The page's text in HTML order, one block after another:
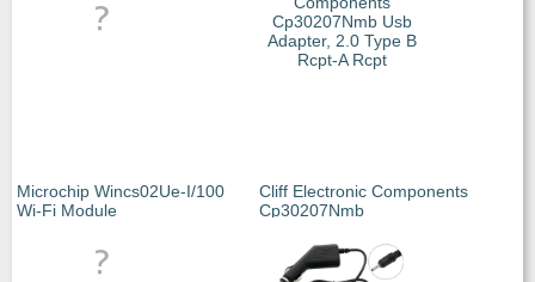
Microchip Wincs02Ue-I/100
Wi-Fi Module
Cliff Electronic Components
Cp30207Nmb